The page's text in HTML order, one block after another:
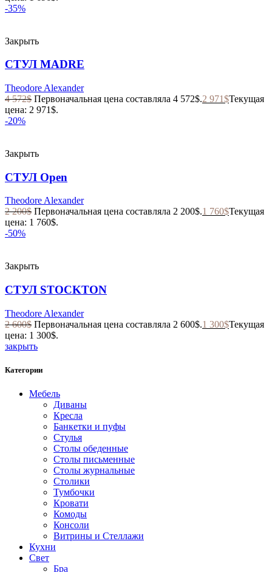
-35%
Закрыть
СТУЛ MADRE
Theodore Alexander
4 572$ Первоначальная цена составляла 4 572$.2 971$Текущая
цена: 2 971$.
-20%
Закрыть
СТУЛ Open
Theodore Alexander
2 200$ Первоначальная цена составляла 2 200$.1 760$Текущая
цена: 1 760$.
-50%
Закрыть
СТУЛ STOCKTON
Theodore Alexander
2 600$ Первоначальная цена составляла 2 600$.1 300$Текущая
цена: 1 300$.
закрыть
Категории
Мебель
Диваны
Кресла
Банкетки и пуфы
Стулья
Столы обеденные
Столы письменные
Столы журнальные
Столики
Тумбочки
Кровати
Комоды
Консоли
Витрины и Стеллажи
Кухни
Свет
Бра